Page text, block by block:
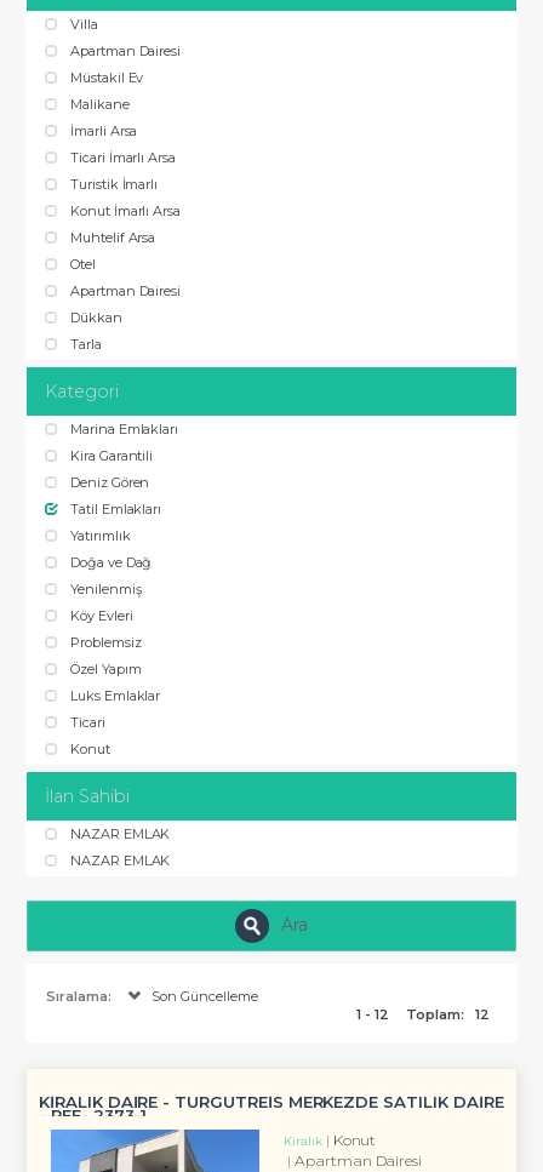
Villa
Apartman Dairesi
Müstakil Ev
Malikane
İmarli Arsa
Ticari İmarlı Arsa
Turistik İmarlı
Konut İmarlı Arsa
Muhtelif Arsa
Otel
Apartman Dairesi
Dükkan
Tarla
Kategori
Marina Emlakları
Kira Garantili
Deniz Gören
Tatil Emlakları
Yatırımlık
Doğa ve Dağ
Yenilenmiş
Köy Evleri
Problemsiz
Özel Yapım
Luks Emlaklar
Ticari
Konut
İlan Sahibi
NAZAR EMLAK
NAZAR EMLAK
Ara
Sıralama:
Son Güncelleme
1 - 12
Toplam: 12
KİRALIK DAİRE - TURGUTREİS MERKEZDE SATILIK DAİRE
- REF- 2373-1
Kiralık
Konut
Apartman Dairesi